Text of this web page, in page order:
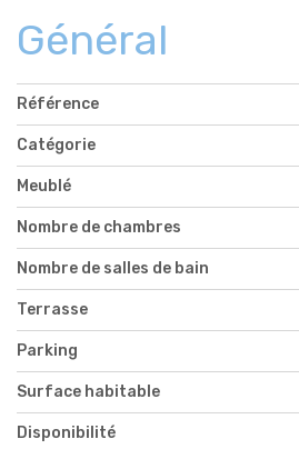
Général
Référence
Catégorie
Meublé
Nombre de chambres
Nombre de salles de bain
Terrasse
Parking
Surface habitable
Disponibilité